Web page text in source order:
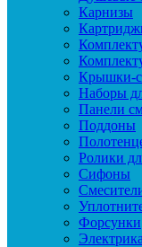
Карнизы
Крышки-
Наборы
Панели
Поддоны
Ролики
Сифоны
Форсунки
Электрика